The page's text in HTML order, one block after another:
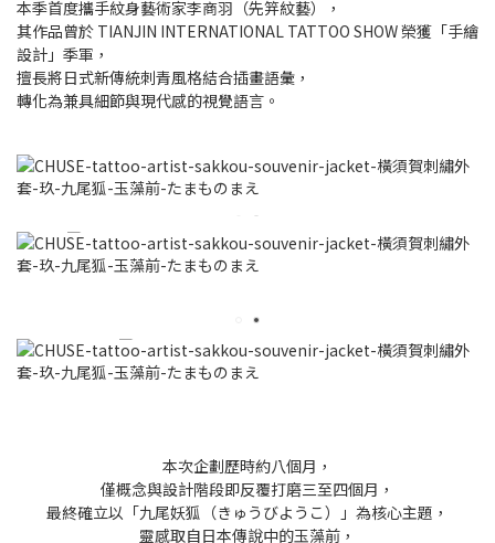
本季首度攜手紋身藝術家李商羽（先笄紋藝），
其作品曾於 TIANJIN INTERNATIONAL TATTOO SHOW 榮獲「手繪
設計」季軍，
擅長將日式新傳統刺青風格結合插畫語彙，
轉化為兼具細節與現代感的視覺語言。
本次企劃歷時約八個月，
僅概念與設計階段即反覆打磨三至四個月，
最終確立以「九尾妖狐（きゅうびようこ）」為核心主題，
靈感取自日本傳說中的玉藻前，